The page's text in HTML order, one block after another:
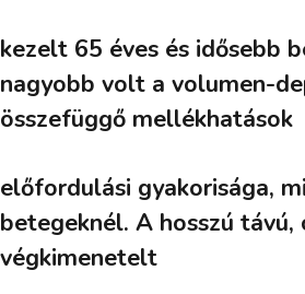
kezelt 65 éves és idősebb
nagyobb volt a volumen-
összefüggő mellékhatások
előfordulási gyakorisága,
betegeknél. A hosszú távú,
végkimenetelt